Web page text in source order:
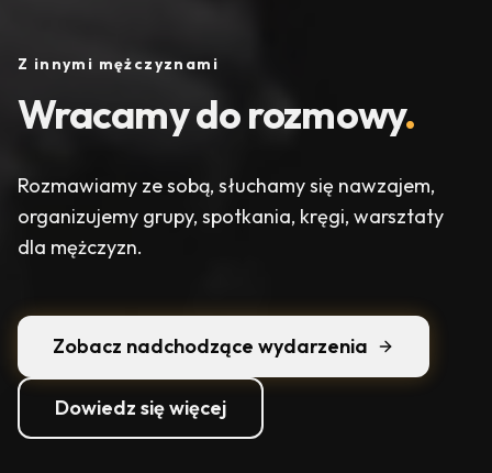
Z innymi mężczyznami
Wracamy do rozmowy.
Rozmawiamy ze sobą, słuchamy się nawzajem,
organizujemy grupy, spotkania, kręgi, warsztaty
dla mężczyzn.
Zobacz nadchodzące wydarzenia
Dowiedz się więcej